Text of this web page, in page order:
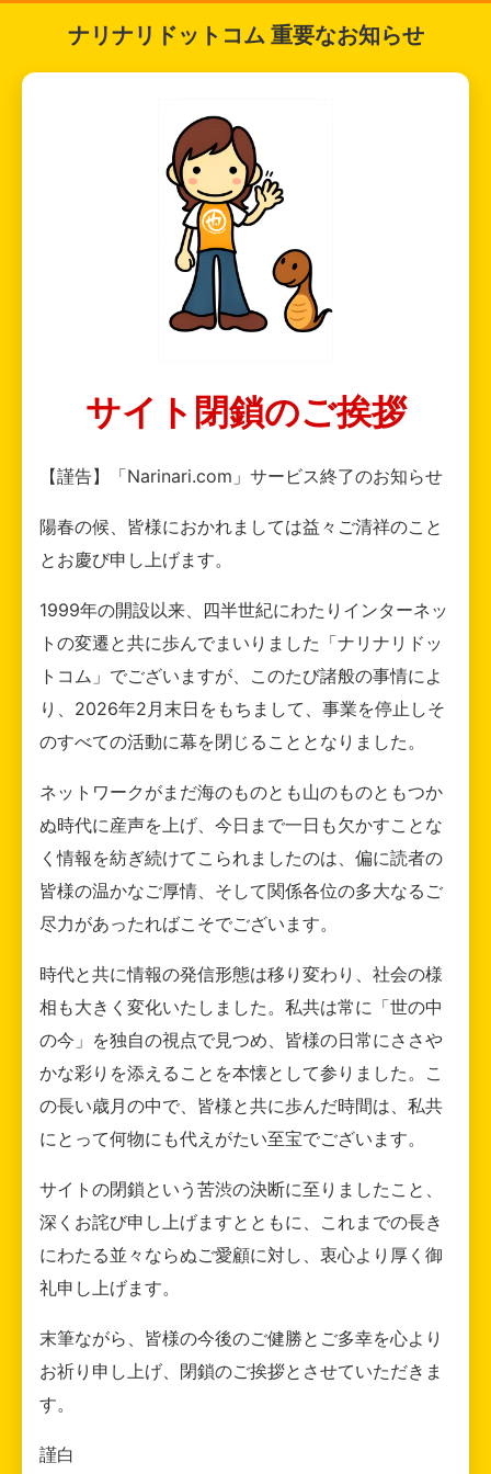
ナリナリドットコム 重要なお知らせ
サイト閉鎖のご挨拶
【謹告】「Narinari.com」サービス終了のお知らせ
陽春の候、皆様におかれましては益々ご清祥のこと
とお慶び申し上げます。
1999年の開設以来、四半世紀にわたりインターネッ
トの変遷と共に歩んでまいりました「ナリナリドッ
トコム」でございますが、このたび諸般の事情によ
り、2026年2月末日をもちまして、事業を停止しそ
のすべての活動に幕を閉じることとなりました。
ネットワークがまだ海のものとも山のものともつか
ぬ時代に産声を上げ、今日まで一日も欠かすことな
く情報を紡ぎ続けてこられましたのは、偏に読者の
皆様の温かなご厚情、そして関係各位の多大なるご
尽力があったればこそでございます。
時代と共に情報の発信形態は移り変わり、社会の様
相も大きく変化いたしました。私共は常に「世の中
の今」を独自の視点で見つめ、皆様の日常にささや
かな彩りを添えることを本懐として参りました。こ
の長い歳月の中で、皆様と共に歩んだ時間は、私共
にとって何物にも代えがたい至宝でございます。
サイトの閉鎖という苦渋の決断に至りましたこと、
深くお詫び申し上げますとともに、これまでの長き
にわたる並々ならぬご愛顧に対し、衷心より厚く御
礼申し上げます。
末筆ながら、皆様の今後のご健勝とご多幸を心より
お祈り申し上げ、閉鎖のご挨拶とさせていただきま
す。
謹白